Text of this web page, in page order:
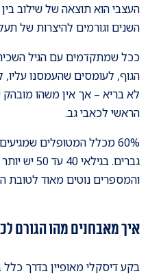
העצבי הוא תוצאה של שילוב
השנים וגורמים להיצרות של
ככל שמתקדמים עם הגיל
הגוף, לעומסים שהעמסנו עליו,
לא בריא – אך אין משהו מובהק
הראשי לכאבי גב.
גברים.
והמספרים נוטים מאוד לטובת
איך מאבחנים מהו הגורם
בקע דיסקלי מאופיין בדרך